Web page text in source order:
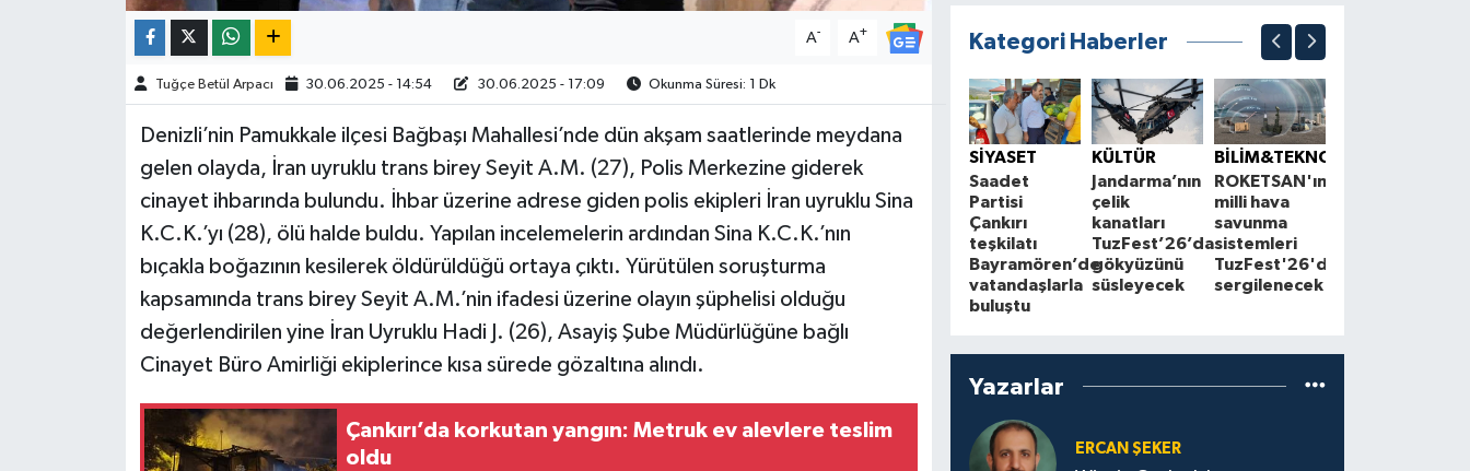
A- A+
Tuğçe Betül Arpacı 30.06.2025 - 14:54 30.06.2025 - 17:09 Okunma Süresi: 1 Dk
Denizli’nin Pamukkale ilçesi Bağbaşı Mahallesi’nde dün akşam saatlerinde meydana
gelen olayda, İran uyruklu trans birey Seyit A.M. (27), Polis Merkezine giderek
cinayet ihbarında bulundu. İhbar üzerine adrese giden polis ekipleri İran uyruklu Sina
K.C.K.’yı (28), ölü halde buldu. Yapılan incelemelerin ardından Sina K.C.K.’nın
bıçakla boğazının kesilerek öldürüldüğü ortaya çıktı. Yürütülen soruşturma
kapsamında trans birey Seyit A.M.’nin ifadesi üzerine olayın şüphelisi olduğu
değerlendirilen yine İran Uyruklu Hadi J. (26), Asayiş Şube Müdürlüğüne bağlı
Cinayet Büro Amirliği ekiplerince kısa sürede gözaltına alındı.
Çankırı’da korkutan yangın: Metruk ev alevlere teslim
oldu
Kategori Haberler
SİYASET
Saadet
Partisi
Çankırı
teşkilatı
Bayramören’de
vatandaşlarla
buluştu
KÜLTÜR
Jandarma’nın
çelik
kanatları
TuzFest’26’da
gökyüzünü
süsleyecek
BİLİM&TEKNOLOJİ
ROKETSAN'ın
milli hava
savunma
sistemleri
TuzFest'26'da
sergilenecek
Yazarlar
ERCAN ŞEKER